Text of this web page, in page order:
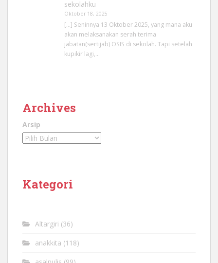
sekolahku
Oktober 18, 2025
[…] Seninnya 13 Oktober 2025, yang mana aku
akan melaksanakan serah terima
jabatan(sertijab) OSIS di sekolah. Tapi setelah
kupikir lagi,…
Archives
Arsip
Kategori
Altargiri (36)
anakkita (118)